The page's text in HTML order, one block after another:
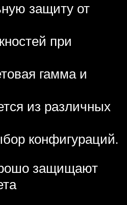
защиту от
при
гамма и
из различных
конфигураций.
защищают